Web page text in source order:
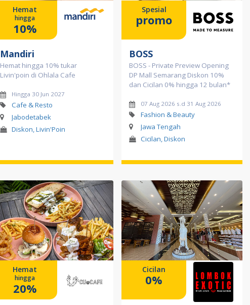
Hemat
hingga
10%
Mandiri
Hemat hingga 10% tukar
Livin'poin di Ohlala Cafe
Hingga 30 Jun 2027
Cafe & Resto
Jabodetabek
Diskon, Livin'Poin
Spesial
promo
BOSS
BOSS - Private Preview Opening
DP Mall Semarang Diskon 10%
dan Cicilan 0% hingga 12 bulan*
07 Aug 2026 s.d 31 Aug 2026
Fashion & Beauty
Jawa Tengah
Cicilan, Diskon
Hemat
hingga
20%
Cicilan
0%